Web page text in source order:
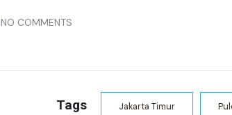
NO COMMENTS
Tags Jakarta Timur